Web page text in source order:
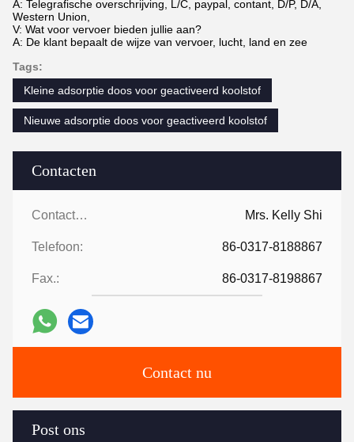
Contacten
Contacten: Mrs. Kelly Shi
Telefoon: 86-0317-8188867
Fax.: 86-0317-8198867
Contact nu
Post ons
A: Telegrafische overschrijving, L/C, paypal, contant, D/P, D/A,
Western Union,
V: Wat voor vervoer bieden jullie aan?
A: De klant bepaalt de wijze van vervoer, lucht, land en zee
Tags:
Kleine adsorptie doos voor geactiveerd koolstof
Nieuwe adsorptie doos voor geactiveerd koolstof